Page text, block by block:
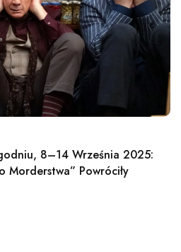
8–14 Września 2025:
Morderstwa” Powróciły